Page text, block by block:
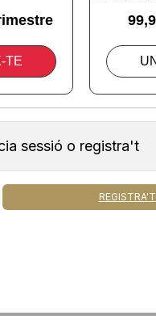
sessió o registra't
REGISTRA'T